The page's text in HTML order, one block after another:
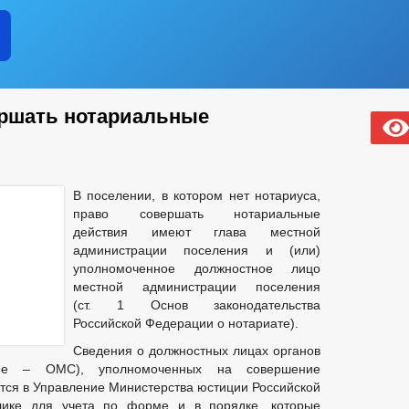
ОМСУ, РАЗМЕЩАЕМОЙ В СЕТИ «ИНТЕРНЕТ»
ПРАВИЛА ЗЕМЛЕПОЛЬЗОВАНИЯ И ЗАСТРОЙКИ
ПРОЕКТИРОВАНИЯ
ВАКАНТНЫХ ДОЛЖНОСТЕЙ МУНИЦИПАЛЬНОЙ СЛУЖБЫ
НОРМАТИВНО-ПРАВОВЫЕ АКТЫ УСЛОВИЯ И
СОСТАВ ПОСЕЛЕНИЯ
СВЕДЕНИЯ О СМИ,
СУБЪЕКТОВ МАЛОГО И СРЕДНЕГО ПРЕДПРИНЕМАТЕЛЬСТВА
СВЕДЕНИЯ О ЛЬГОТАХ, ОТСРОЧКАХ, РАССРОЧКАХ
ИНФОРМАЦИОННЫЕ МАТЕРИАЛЫ
ОБОРОТ ТОВАРОВ, РАБОТ И УСЛУГ
СУБЪЕКТОВ
ЗАКУПКА ТОВАРОВ, РАБОТ И УСЛУГ
нотариальные
В поселении, в котором нет нотариуса,
право совершать нотариальные
действия имеют глава местной
администрации поселения и (или)
уполномоченное должностное лицо
местной администрации поселения
(ст. 1 Основ законодательства
Российской Федерации о нотариате).
Сведения о должностных лицах органов
– ОМС), уполномоченных на совершение
в Управление Министерства юстиции Российской
для учета по форме и в порядке, которые